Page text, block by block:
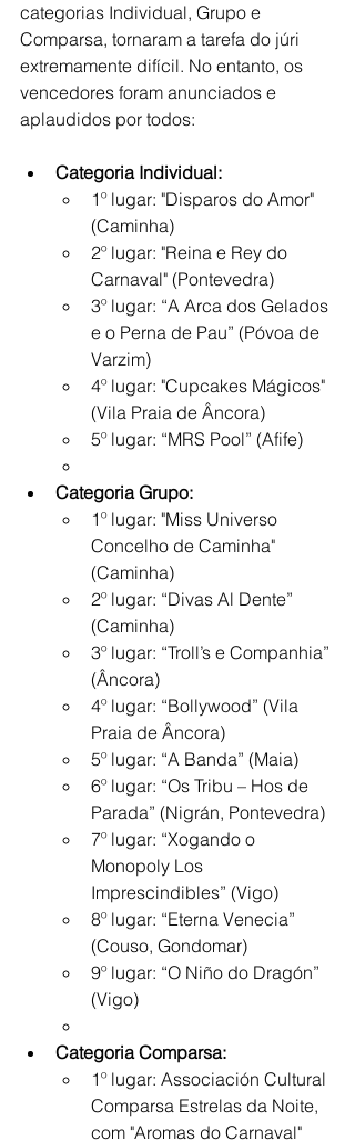
categorias Individual, Grupo e
Comparsa, tornaram a tarefa do júri
extremamente difícil. No entanto, os
vencedores foram anunciados e
aplaudidos por todos:
Categoria Individual:
1º lugar: "Disparos do Amor"
(Caminha)
2º lugar: "Reina e Rey do
Carnaval" (Pontevedra)
3º lugar: “A Arca dos Gelados
e o Perna de Pau” (Póvoa de
Varzim)
4º lugar: "Cupcakes Mágicos"
(Vila Praia de Âncora)
5º lugar: “MRS Pool” (Afife)
Categoria Grupo:
1º lugar: "Miss Universo
Concelho de Caminha"
(Caminha)
2º lugar: “Divas Al Dente”
(Caminha)
3º lugar: “Troll’s e Companhia”
(Âncora)
4º lugar: “Bollywood” (Vila
Praia de Âncora)
5º lugar: “A Banda” (Maia)
6º lugar: “Os Tribu – Hos de
Parada” (Nigrán, Pontevedra)
7º lugar: “Xogando o
Monopoly Los
Imprescindibles” (Vigo)
8º lugar: “Eterna Venecia”
(Couso, Gondomar)
9º lugar: “O Niño do Dragón”
(Vigo)
Categoria Comparsa:
1º lugar: Associación Cultural
Comparsa Estrelas da Noite,
com "Aromas do Carnaval"